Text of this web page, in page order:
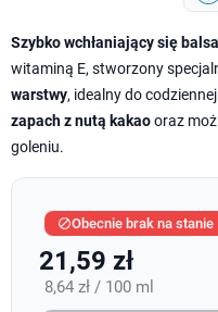
Szybko wchłaniający się
witaminą E, stworzony
warstwy, idealny do
zapach z nutą kakaooraz
goleniu.
Obecnie brak na stanie
21,59 zł
8,64 zł / 100 ml